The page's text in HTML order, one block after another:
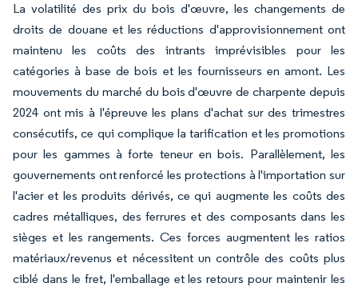
La volatilité des prix du bois d'œuvre, les changements de
droits de douane et les réductions d'approvisionnement ont
maintenu les coûts des intrants imprévisibles pour les
catégories à base de bois et les fournisseurs en amont. Les
mouvements du marché du bois d'œuvre de charpente depuis
2024 ont mis à l'épreuve les plans d'achat sur des trimestres
consécutifs, ce qui complique la tarification et les promotions
pour les gammes à forte teneur en bois. Parallèlement, les
gouvernements ont renforcé les protections à l'importation sur
l'acier et les produits dérivés, ce qui augmente les coûts des
cadres métalliques, des ferrures et des composants dans les
sièges et les rangements. Ces forces augmentent les ratios
matériaux/revenus et nécessitent un contrôle des coûts plus
ciblé dans le fret, l'emballage et les retours pour maintenir les